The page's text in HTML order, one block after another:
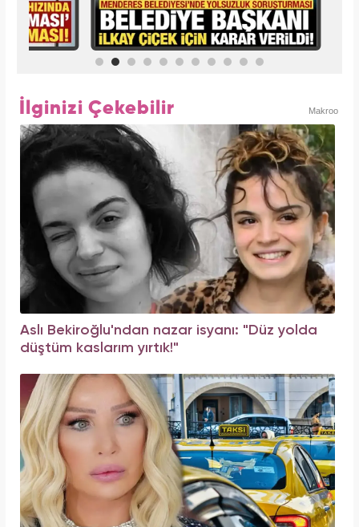
İlginizi Çekebilir Makroo
Aslı Bekiroğlu'ndan nazar isyanı: "Düz yolda
düştüm kaslarım yırtık!"